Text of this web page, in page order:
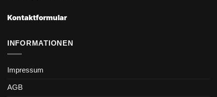
Kontaktformular
INFORMATIONEN
Impressum
AGB